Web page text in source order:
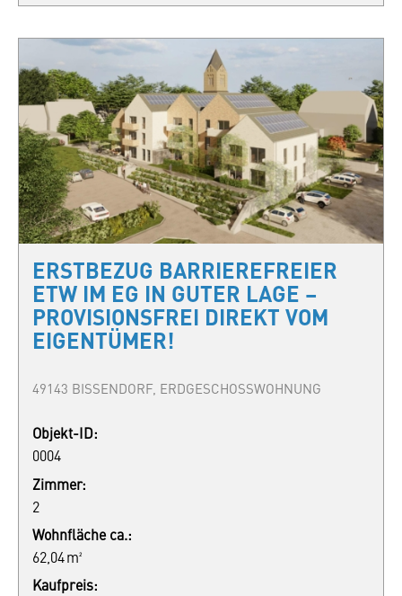
ERSTBEZUG BARRIEREFREIER
ETW IM EG IN GUTER LAGE –
PROVISIONSFREI DIREKT VOM
EIGENTÜMER!
49143 BISSENDORF, ERDGESCHOSSWOHNUNG
Objekt-ID:
0004
Zimmer:
2
Wohnfläche ca.:
62,04 m²
Kaufpreis: